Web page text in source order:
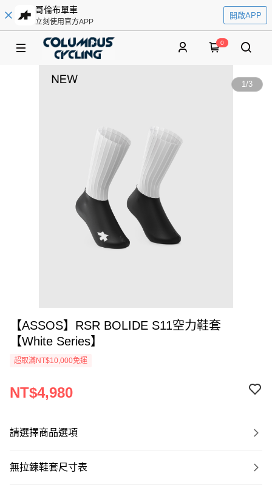
哥倫布單車
立刻使用官方APP
開啟APP
0
1/3
【ASSOS】RSR BOLIDE S11空力鞋套
【White Series】
超取滿NT$10,000免運
NT$4,980
請選擇商品選項
無拉鍊鞋套尺寸表